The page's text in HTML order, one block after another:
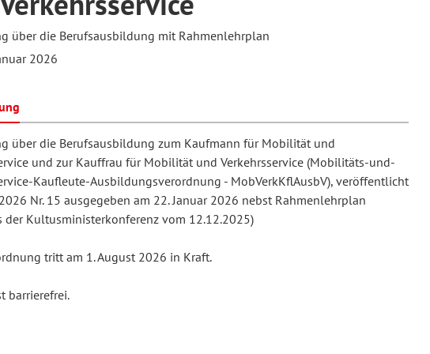
Schule und Unterricht
Arbeit
und Unterrichtsforschung
und
Erwachsenenbildung
Forum
über die Berufsausbildung mit Rahmenlehrplan
2026
über die Berufsausbildung zum Kaufmann für Mobilität und
und zur Kauffrau für Mobilität und Verkehrsservice (Mobilitäts-und-
Kaufleute-Ausbildungsverordnung - MobVerkKflAusbV), veröffentlicht
Nr. 15 ausgegeben am 22. Januar 2026 nebst Rahmenlehrplan
der Kultusministerkonferenz vom 12.12.2025)
tritt am 1. August 2026 in Kraft.
barrierefrei.